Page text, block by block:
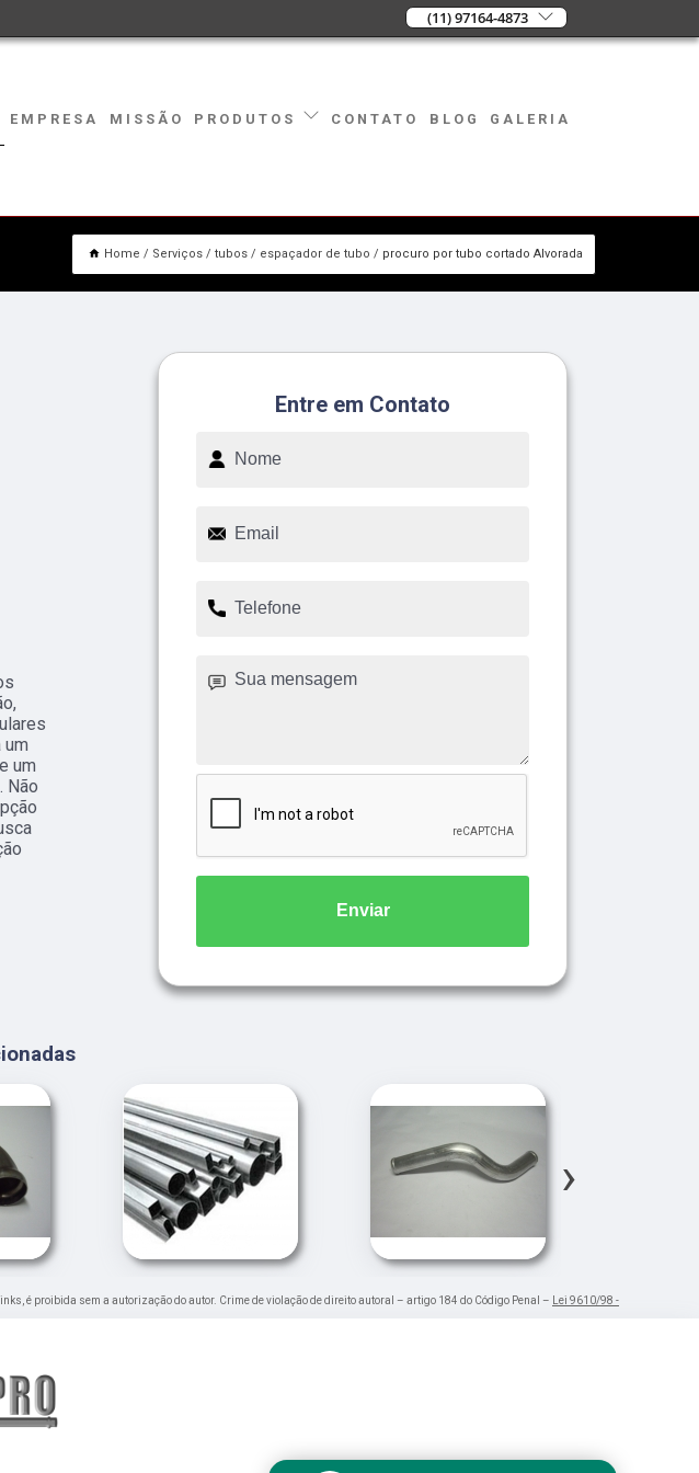
(11) 97164-4873
EMPRESA MISSÃO PRODUTOS CONTATO BLOG GALERIA
Home Serviços tubos espaçador de tubo procuro por tubo cortado Alvorada
um
um
Não
Entre em Contato
Enviar
›
é proibida sem a autorização do autor. Crime de violação de direito autoral – artigo 184 do Código Penal –
Lei 9610/98 -